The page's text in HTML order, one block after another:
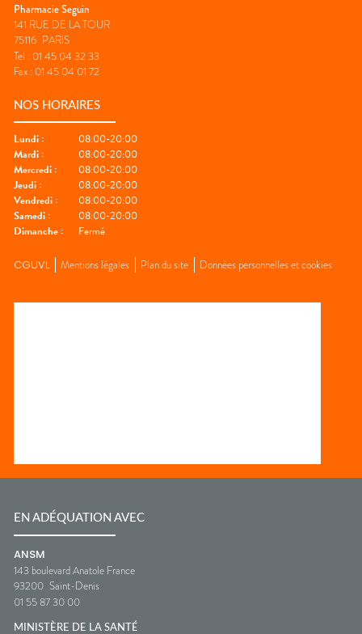
Pharmacie Seguin
141 RUE DE LA TOUR
75116 PARIS
Tel : 01 45 04 32 33
Fax : 01 45 04 01 72
NOS HORAIRES
Lundi :
08:00-20:00
Mardi :
08:00-20:00
Mercredi :
08:00-20:00
Jeudi :
08:00-20:00
Vendredi :
08:00-20:00
Samedi :
08:00-20:00
Dimanche : Fermé
CGUVL Mentions légales Plan du site Données personnelles et cookies
EN ADÉQUATION AVEC
ANSM
143 boulevard Anatole France
93200 Saint-Denis
01 55 87 30 00
MINISTÈRE DE LA SANTÉ